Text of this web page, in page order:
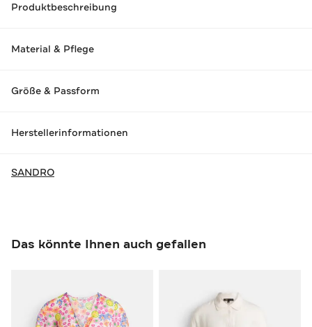
Produktbeschreibung
Material & Pflege
Größe & Passform
Herstellerinformationen
SANDRO
Das könnte Ihnen auch gefallen